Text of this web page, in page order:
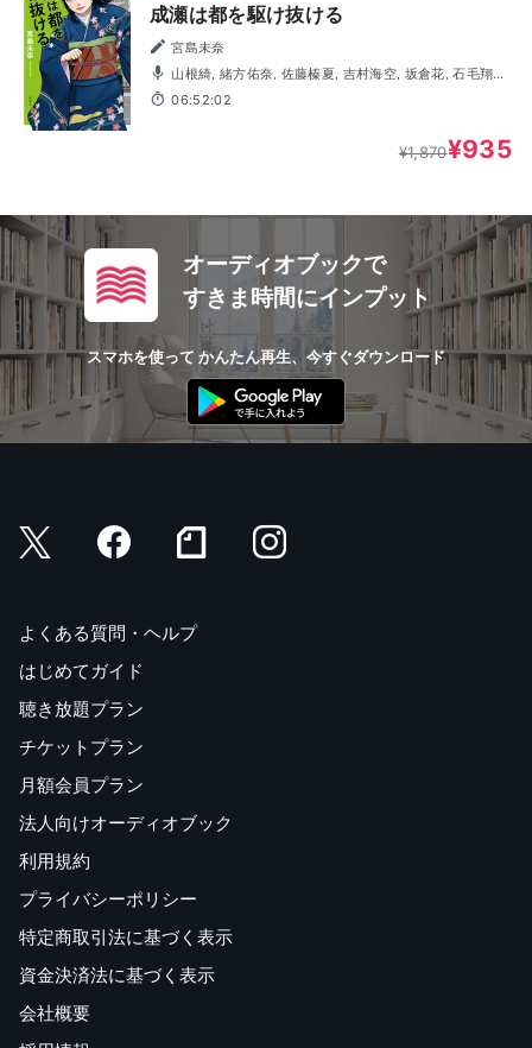
成瀬は都を駆け抜ける
宮島未奈
阿部菜摘子, 今泉りおな, 岩崎了, 内田修一, 川邊紫, 鈴木卓
朗, 月城日花, 中道美穂子, 鳴瀬まみ, 古屋亜南, 御園理帆, 宮
06:52:02
¥1,870¥935
オーディオブックで
すきま時間にインプット
スマホを使って かんたん再生、今すぐダウンロード
よくある質問・ヘルプ
はじめてガイド
聴き放題プラン
チケットプラン
月額会員プラン
法人向けオーディオブック
利用規約
プライバシーポリシー
特定商取引法に基づく表示
資金決済法に基づく表示
会社概要